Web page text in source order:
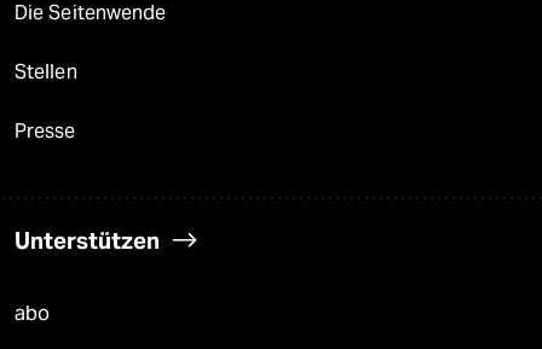
Die Seitenwende
Stellen
Presse
Unterstützen
abo